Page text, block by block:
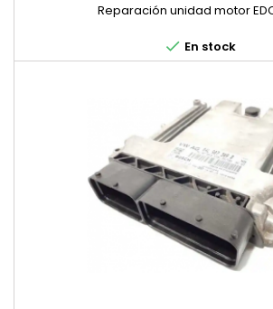
Reparación unidad motor
 En stock